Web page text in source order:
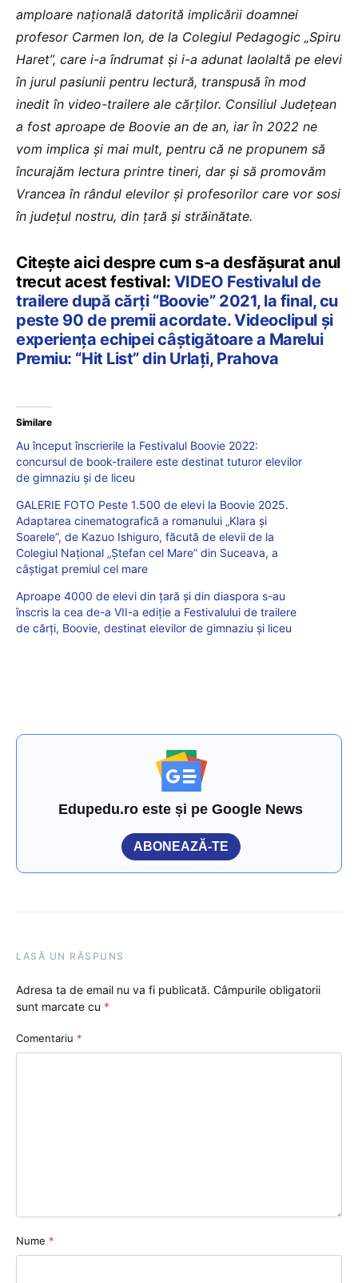
amploare naţională datorită implicării doamnei
profesor Carmen Ion, de la Colegiul Pedagogic „Spiru
Haret”, care i-a îndrumat şi i-a adunat laolaltă pe elevi
în jurul pasiunii pentru lectură, transpusă în mod
inedit în video-trailere ale cărţilor. Consiliul Judeţean
a fost aproape de Boovie an de an, iar în 2022 ne
vom implica şi mai mult, pentru că ne propunem să
încurajăm lectura printre tineri, dar şi să promovăm
Vrancea în rândul elevilor şi profesorilor care vor sosi
în judeţul nostru, din ţară şi străinătate.
Citește aici despre cum s-a desfășurat anul
trecut acest festival: VIDEO Festivalul de
trailere după cărți “Boovie” 2021, la final, cu
peste 90 de premii acordate. Videoclipul și
experiența echipei câștigătoare a Marelui
Premiu: “Hit List” din Urlați, Prahova
Similare
Au început înscrierile la Festivalul Boovie 2022:
concursul de book-trailere este destinat tuturor elevilor
de gimnaziu și de liceu
GALERIE FOTO Peste 1.500 de elevi la Boovie 2025.
Adaptarea cinematografică a romanului „Klara și
Soarele”, de Kazuo Ishiguro, făcută de elevii de la
Colegiul Național „Ștefan cel Mare” din Suceava, a
câștigat premiul cel mare
Aproape 4000 de elevi din țară și din diaspora s-au
înscris la cea de-a VII-a ediție a Festivalului de trailere
de cărți, Boovie, destinat elevilor de gimnaziu și liceu
Edupedu.ro este și pe Google News
ABONEAZĂ-TE
LASĂ UN RĂSPUNS
Adresa ta de email nu va fi publicată. Câmpurile obligatorii
sunt marcate cu *
Comentariu *
Nume *